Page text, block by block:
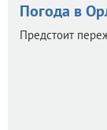
Погода в
Предстоит